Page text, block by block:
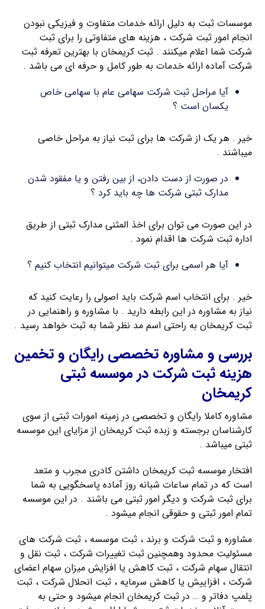
موسسات ثبت به دلیل ارائه خدمات متفاوت و فیزیکی نبودن
انجام امور ثبت شرکت ، هزینه های متفاوتی را برای ثبت
شرکت شما اعلام میکنند . ثبت کریمخان با بهترین تعرفه ثبت
شرکت آماده ارائه خدمات به طور کامل و حرفه ای می باشد .
آیا مراحل ثبت شرکت سهامی عام با سهامی خاص
یکسان است ؟
خیر . هر یک از شرکت ها برای ثبت نیاز به مراحل خاصی
میباشند .
در صورت از دست دادن، از بین رفتن و یا مفقود شدن
مدارک ثبتی شرکت ها چه باید کرد ؟
در این صورت می توان برای اخذ المثنی مدارک ثبتی از طریق
اداره ثبت شرکت ها اقدام نمود .
آیا هر اسمی برای ثبت شرکت میتوانیم انتخاب کنیم ؟
خیر . برای انتخاب اسم شرکت باید اصولی را رعایت کنید که
نیاز به مشاوره در این رابطه دارید . با مشاوره و راهنمایی در
ثبت کریمخان به راحتی اسم مد نظر شما به ثبت خواهد رسید .
بررسی و مشاوره تخصصی رایگان و تخمین
هزینه ثبت شرکت در موسسه ثبتی
کریمخان
مشاوره کاملا رایگان و تخصصی در زمینه امورات ثبتی از سوی
کارشناسان برجسته و زبده ثبت کریمخان از مزایای این موسسه
ثبتی میباشد .
افتخار موسسه ثبت کریمخان داشتن کادری مجرب و متعد
است که در تمام ساعات شبانه روز آماده پاسخگویی به شما
برای ثبت شرکت و دیگر امور ثبتی می باشند . در این موسسه
تمام امور ثبتی و حقوقی انجام میشود .
مشاوره و ثبت شرکت و برند ، ثبت موسسه ، ثبت شرکت های
مسئولیت محدود وهمچنین ثبت تغییرات شرکت ، ثبت نقل و
انتقال سهام شرکت ، ثبت کاهش یا افزایش میزان سهام اعضای
شرکت ، افزاییش یا کاهش سرمایه ، ثبت انحلال شرکت ، ثبت
پلمپ دفاتر و … در ثبت کریمخان انجام میشود و حتی به